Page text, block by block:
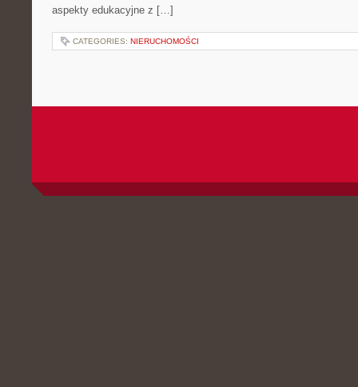
aspekty edukacyjne z […]
CATEGORIES: NIERUCHOMOŚCI